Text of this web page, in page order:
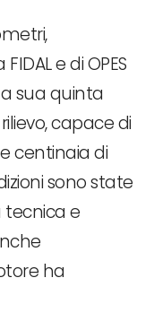
e di OPES
sua quinta
capace di
centinaia di
sono state
tecnica e
ha